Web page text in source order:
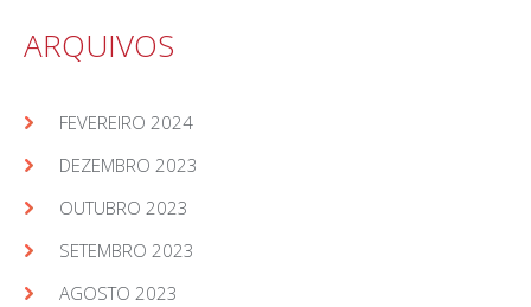
ARQUIVOS
FEVEREIRO 2024
DEZEMBRO 2023
OUTUBRO 2023
SETEMBRO 2023
AGOSTO 2023